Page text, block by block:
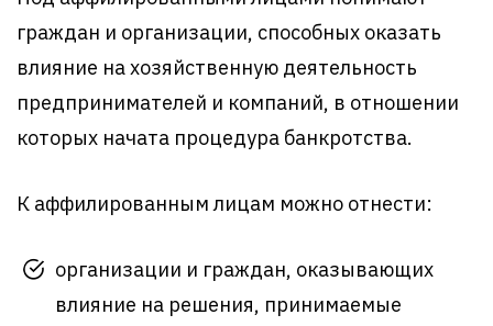
граждан и организации, способных оказать
влияние на хозяйственную деятельность
предпринимателей и компаний, в отношении
которых начата процедура банкротства.
К аффилированным лицам можно отнести:
организации и граждан, оказывающих
влияние на решения, принимаемые